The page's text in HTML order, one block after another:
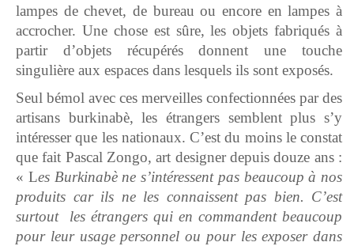
lampes de chevet, de bureau ou encore en lampes à
accrocher. Une chose est sûre, les objets fabriqués à
partir d’objets récupérés donnent une touche
singulière aux espaces dans lesquels ils sont exposés.
Seul bémol avec ces merveilles confectionnées par des
artisans burkinabè, les étrangers semblent plus s’y
intéresser que les nationaux. C’est du moins le constat
que fait Pascal Zongo, art designer depuis douze ans :
« Les Burkinabè ne s’intéressent pas beaucoup à nos
produits car ils ne les connaissent pas bien. C’est
surtout les étrangers qui en commandent beaucoup
pour leur usage personnel ou pour les exposer dans